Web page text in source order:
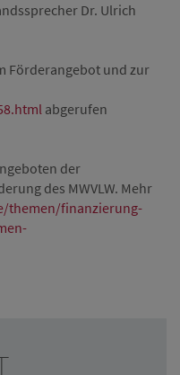
Dr. Ulrich
Förderangebot und zur
abgerufen
der
des MWVLW. Mehr
themen/finanzierung-